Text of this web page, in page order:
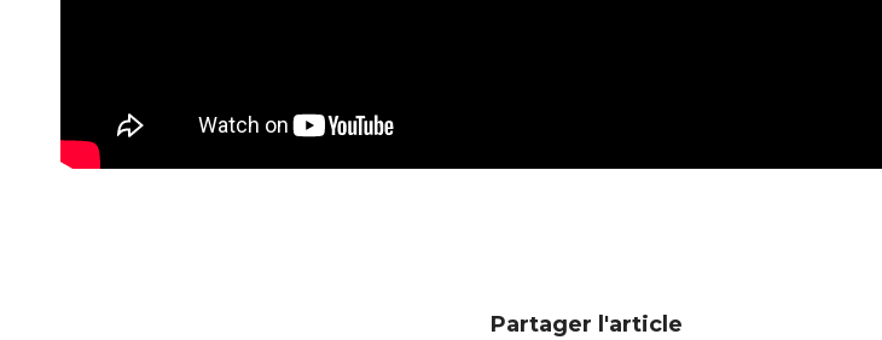
Partager l'article